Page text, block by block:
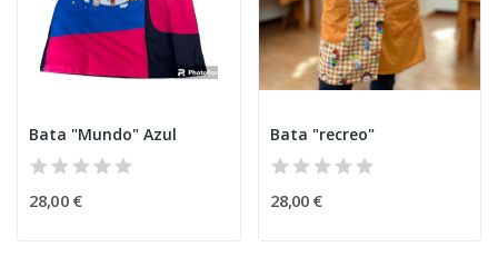
Bata "Mundo" Azul
28,00 €
Bata "recreo"
28,00 €